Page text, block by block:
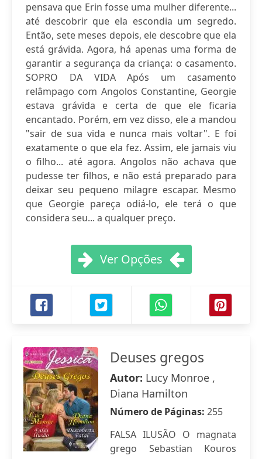
pensava que Erin fosse uma mulher diferente...
até descobrir que ela escondia um segredo.
Então, sete meses depois, ele descobre que ela
está grávida. Agora, há apenas uma forma de
garantir a segurança da criança: o casamento.
SOPRO DA VIDA Após um casamento
relâmpago com Angolos Constantine, Georgie
estava grávida e certa de que ele ficaria
encantado. Porém, em vez disso, ele a mandou
"sair de sua vida e nunca mais voltar". E foi
exatamente o que ela fez. Assim, ele jamais viu
o filho... até agora. Angolos não achava que
pudesse ter filhos, e não está preparado para
deixar seu pequeno milagre escapar. Mesmo
que Georgie pareça odiá-lo, ele terá o que
considera seu... a qualquer preço.
Ver Opções
Deuses gregos
Autor: Lucy Monroe ,
Diana Hamilton
Número de Páginas: 255
FALSA ILUSÃO O magnata
grego Sebastian Kouros